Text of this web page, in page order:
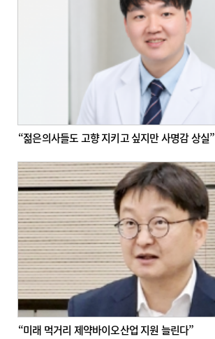
“젊은의사들도 고향 지키고 싶지만 사명감 상실”
“미래 먹거리 제약바이오산업 지원 늘린다”